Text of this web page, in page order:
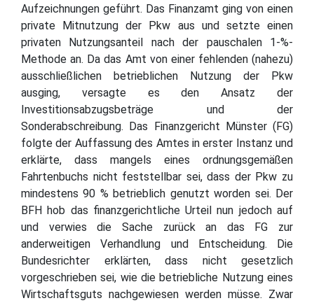
Aufzeichnungen geführt. Das Finanzamt ging von einen
private Mitnutzung der Pkw aus und setzte einen
privaten Nutzungsanteil nach der pauschalen 1-%-
Methode an. Da das Amt von einer fehlenden (nahezu)
ausschließlichen betrieblichen Nutzung der Pkw
ausging, versagte es den Ansatz der
Investitionsabzugsbeträge und der
Sonderabschreibung. Das Finanzgericht Münster (FG)
folgte der Auffassung des Amtes in erster Instanz und
erklärte, dass mangels eines ordnungsgemäßen
Fahrtenbuchs nicht feststellbar sei, dass der Pkw zu
mindestens 90 % betrieblich genutzt worden sei. Der
BFH hob das finanzgerichtliche Urteil nun jedoch auf
und verwies die Sache zurück an das FG zur
anderweitigen Verhandlung und Entscheidung. Die
Bundesrichter erklärten, dass nicht gesetzlich
vorgeschrieben sei, wie die betriebliche Nutzung eines
Wirtschaftsguts nachgewiesen werden müsse. Zwar